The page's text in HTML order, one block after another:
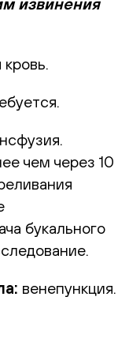
чем через 10
букального
венепункция.